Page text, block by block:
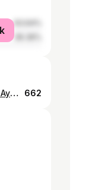
Tarde pero siempre se puede!! Ayudenme con un like para ganar!! 🙏🏼❤️ Foto sobre las costas cercanas a Quintay, colores que parecen pintados! 🌊 CONCURSO FOTOGRAFÍA #registrandochile16 @gnomowear La foto con mas me gusta gana! 662